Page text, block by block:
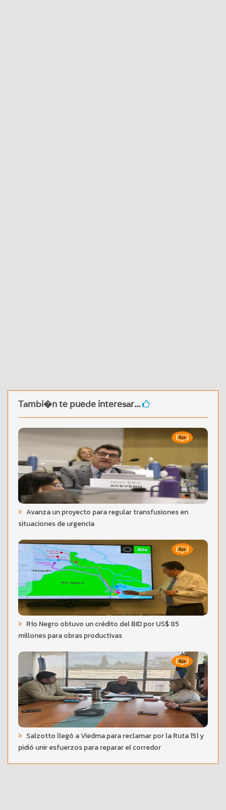
Tambi�n te puede interesar...
Avanza un proyecto para regular transfusiones en
situaciones de urgencia
Río Negro obtuvo un crédito del BID por US$ 85
millones para obras productivas
Salzotto llegó a Viedma para reclamar por la Ruta 151 y
pidió unir esfuerzos para reparar el corredor